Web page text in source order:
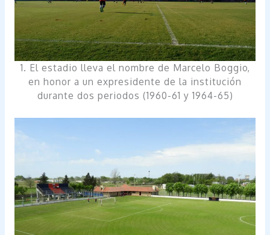
1. El estadio lleva el nombre de Marcelo Boggio,
en honor a un expresidente de la institución
durante dos periodos (1960-61 y 1964-65)